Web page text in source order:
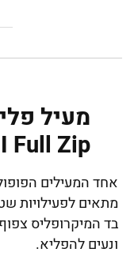
Full Zip
אחד המעילים
מתאים לפעילויות
בד המיקרופליס
ונעים להפליא.